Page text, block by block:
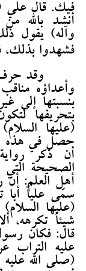
فيك. قال علي
أنشد بالله
وآله) يقول
فشهدوا بذلك،
وقد حرف
وأعداؤه
بنسبتها إلى
بتحريفها
(عليها
حصل في هذه
أن ذكر
الصحيحة
أهل العلم: أن
سمّى علياً أبا
(عليها
شيئاً تكرهه،
قال: فكان
عليه التراب
(صلى الله عليه